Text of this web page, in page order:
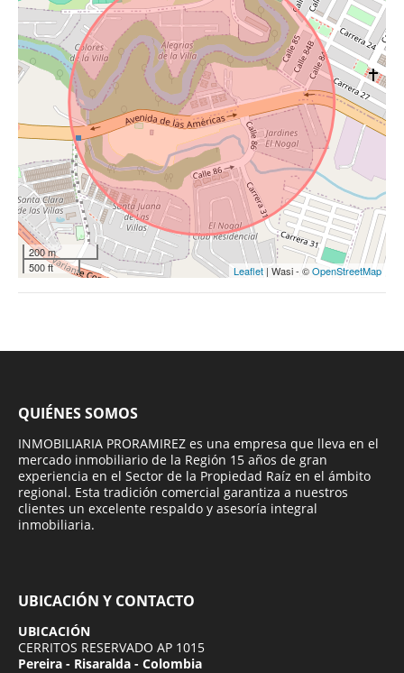
200 m
500 ft
Leaflet | Wasi - ©OpenStreetMap
QUIÉNES SOMOS
INMOBILIARIA PRORAMIREZ es una empresa que lleva en el
mercado inmobiliario de la Región 15 años de gran
experiencia en el Sector de la Propiedad Raíz en el ámbito
regional. Esta tradición comercial garantiza a nuestros
clientes un excelente respaldo y asesoría integral
inmobiliaria.
UBICACIÓN Y CONTACTO
UBICACIÓN
CERRITOS RESERVADO AP 1015
Pereira - Risaralda - Colombia